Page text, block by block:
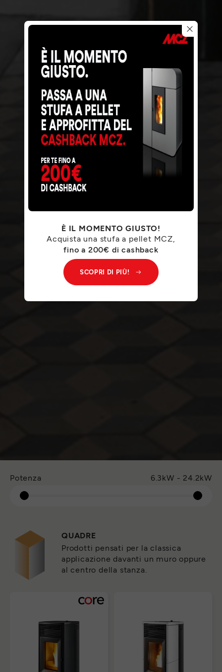
Potenza 6.3kW - 24.2kW
QUADRE
Prodotti pensati per la classica
applicazione davanti un muro oppure
al centro della stanza.
È IL MOMENTO GIUSTO!
Acquista una stufa a pellet MCZ,
fino a 200€ di cashback
SCOPRI DI PIÙ!